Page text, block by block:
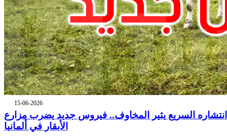
15-06-2026
انتشاره السريع يثير المخاوف.. فيروس جديد يضرب مزارع
الأبقار في ألمانيا